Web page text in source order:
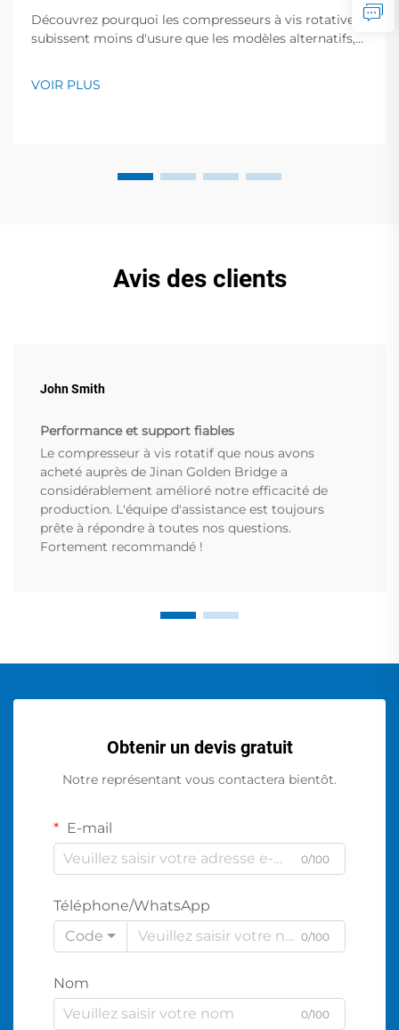
Découvrez pourquoi les compresseurs à vis rotative
subissent moins d'usure que les modèles alternatifs,
VOIR PLUS
Avis des clients
John Smith
Performance et support fiables
Le compresseur à vis rotatif que nous avons
acheté auprès de Jinan Golden Bridge a
considérablement amélioré notre efficacité de
production. L'équipe d'assistance est toujours
prête à répondre à toutes nos questions.
Fortement recommandé !
Obtenir un devis gratuit
Notre représentant vous contactera bientôt.
E-mail
0/100
Téléphone/WhatsApp
Code
0/100
Nom
0/100